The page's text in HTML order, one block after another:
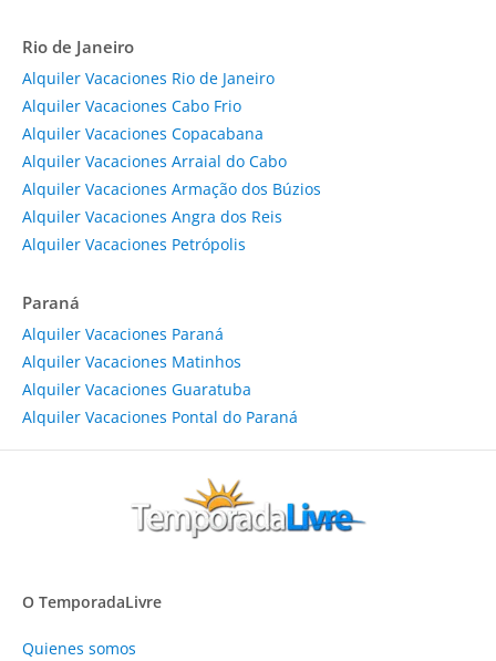
Rio de Janeiro
Alquiler Vacaciones Rio de Janeiro
Alquiler Vacaciones Cabo Frio
Alquiler Vacaciones Copacabana
Alquiler Vacaciones Arraial do Cabo
Alquiler Vacaciones Armação dos Búzios
Alquiler Vacaciones Angra dos Reis
Alquiler Vacaciones Petrópolis
Paraná
Alquiler Vacaciones Paraná
Alquiler Vacaciones Matinhos
Alquiler Vacaciones Guaratuba
Alquiler Vacaciones Pontal do Paraná
O TemporadaLivre
Quienes somos